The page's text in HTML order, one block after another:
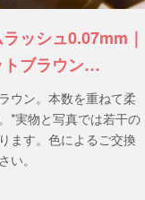
ッシュ0.07mm｜
ブラウン
ウン。本数を重ねて柔
*実物と写真では若干の
ます。色によるご交換
い。